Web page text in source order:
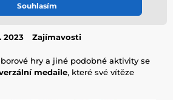
medaile
2023 Zajímavosti
hry a jiné podobné aktivity se
medaile, které své vítěze
Souhlasím